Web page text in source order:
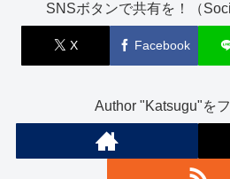
SNSボタンで共有を！（
X Facebook
Author "Katsugu"を